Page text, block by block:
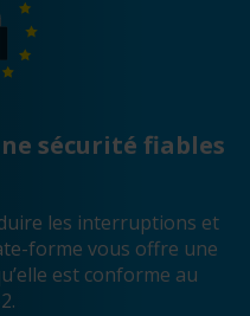
sécurité fiables
les interruptions et
forme vous offre une
est conforme au